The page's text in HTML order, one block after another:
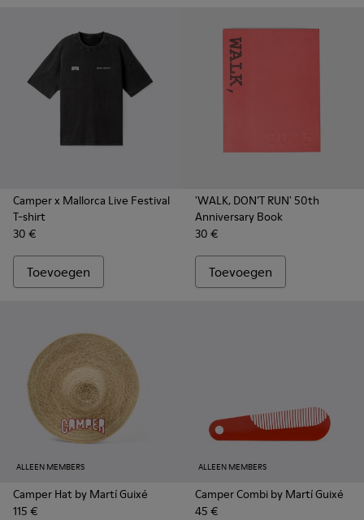
Camper x Mallorca Live Festival
T-shirt
30 €
Toevoegen
'WALK, DON’T RUN' 50th
Anniversary Book
30 €
Toevoegen
ALLEEN MEMBERS
Camper Hat by Martí Guixé
115 €
ALLEEN MEMBERS
Camper Combi by Martí Guixé
45 €